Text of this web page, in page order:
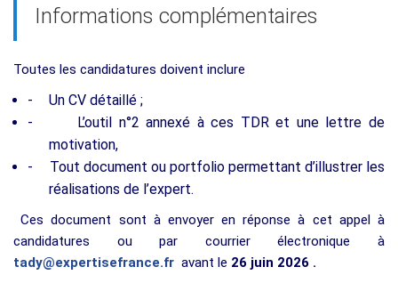
Informations complémentaires
Toutes les candidatures doivent inclure
-
Un CV détaillé ;
-
L’outil n°2 annexé à ces TDR et une lettre de
motivation,
-
Tout document ou portfolio permettant d’illustrer les
réalisations de l’expert.
Ces document sont à envoyer en réponse à cet appel à
candidatures ou par courrier électronique à
tady@expertisefrance.fr avant le 26 juin 2026 .